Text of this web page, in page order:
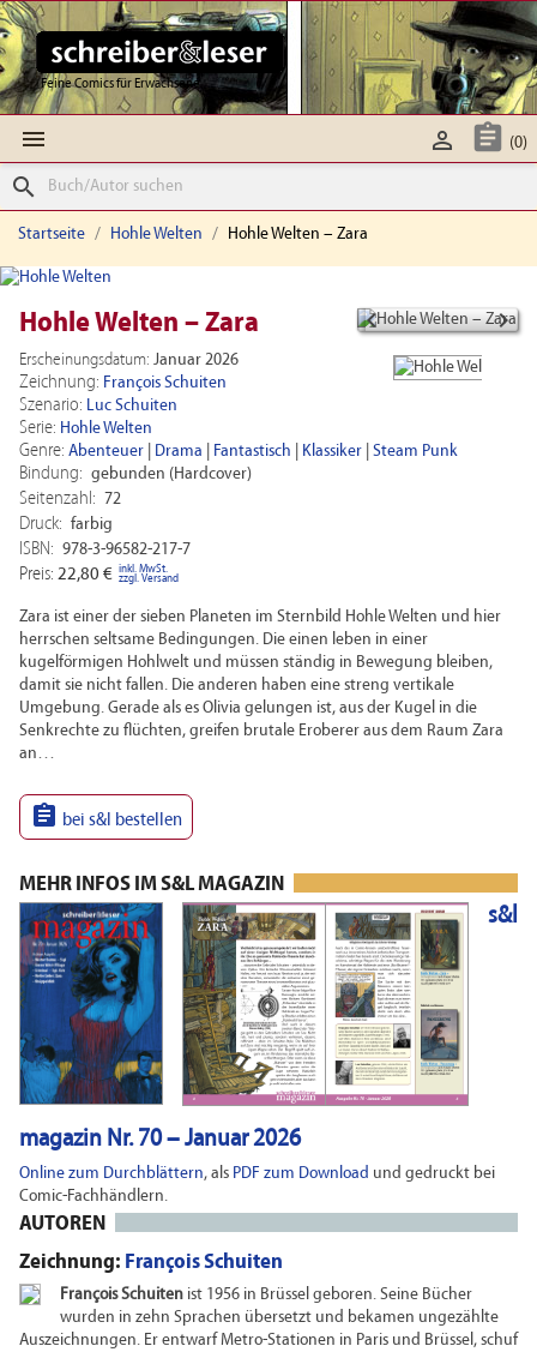
Feine Comics für Erwachsene
  (0)

search
Startseite Hohle Welten Hohle Welten – Zara
 
Hohle Welten – Zara
Erscheinungsdatum: Januar 2026
Zeichnung: François Schuiten
Szenario: Luc Schuiten
Serie: Hohle Welten
Genre: Abenteuer Drama Fantastisch Klassiker Steam Punk
Bindung: gebunden (Hardcover)
Seitenzahl: 72
Druck: farbig
ISBN: 978-3-96582-217-7
Preis: 22,80 € inkl. MwSt.
zzgl. Versand
Zara ist einer der sieben Planeten im Sternbild Hohle Welten und hier
herrschen seltsame Bedingungen. Die einen leben in einer
kugelförmigen Hohlwelt und müssen ständig in Bewegung bleiben,
damit sie nicht fallen. Die anderen haben eine streng vertikale
Umgebung. Gerade als es Olivia gelungen ist, aus der Kugel in die
Senkrechte zu flüchten, greifen brutale Eroberer aus dem Raum Zara
an…
 bei s&l bestellen
MEHR INFOS IM S&L MAGAZIN
s&l
magazin Nr. 70 – Januar 2026
Online zum Durchblättern, als PDF zum Download und gedruckt bei
Comic-Fachhändlern.
AUTOREN
Zeichnung: François Schuiten
François Schuiten ist 1956 in Brüssel geboren. Seine Bücher
wurden in zehn Sprachen übersetzt und bekamen ungezählte
Auszeichnungen. Er entwarf Metro-Stationen in Paris und Brüssel, schuf